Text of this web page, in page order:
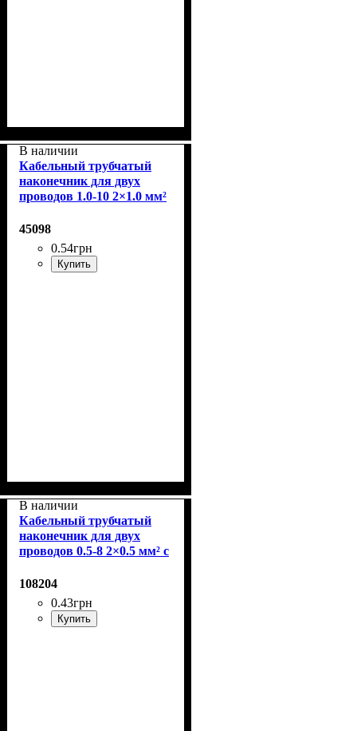
В наличии
Кабельный трубчатый
наконечник для двух
проводов 1.0-10 2×1.0 мм²
фланцем
45098
0.54грн
Купить
В наличии
Кабельный трубчатый
наконечник для двух
проводов 0.5-8 2×0.5 мм² с
108204
0.43грн
Купить